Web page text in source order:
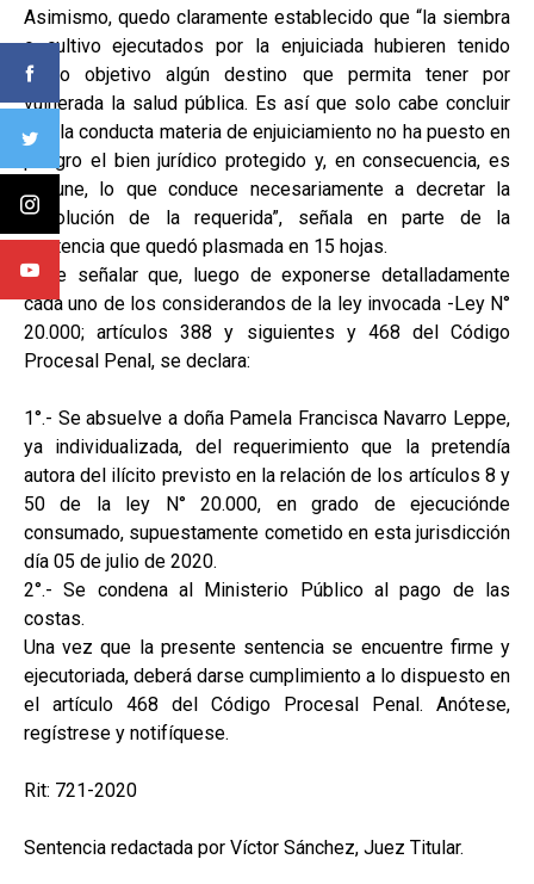
Asimismo, quedo claramente establecido que “la siembra
o cultivo ejecutados por la enjuiciada hubieren tenido
como objetivo algún destino que permita tener por
vulnerada la salud pública. Es así que solo cabe concluir
que la conducta materia de enjuiciamiento no ha puesto en
peligro el bien jurídico protegido y, en consecuencia, es
impune, lo que conduce necesariamente a decretar la
absolución de la requerida”, señala en parte de la
sentencia que quedó plasmada en 15 hojas.
Cabe señalar que, luego de exponerse detalladamente
cada uno de los considerandos de la ley invocada -Ley N°
20.000; artículos 388 y siguientes y 468 del Código
Procesal Penal, se declara:
1°.- Se absuelve a doña Pamela Francisca Navarro Leppe,
ya individualizada, del requerimiento que la pretendía
autora del ilícito previsto en la relación de los artículos 8 y
50 de la ley N° 20.000, en grado de ejecuciónde
consumado, supuestamente cometido en esta jurisdicción
día 05 de julio de 2020.
2°.- Se condena al Ministerio Público al pago de las
costas.
Una vez que la presente sentencia se encuentre firme y
ejecutoriada, deberá darse cumplimiento a lo dispuesto en
el artículo 468 del Código Procesal Penal. Anótese,
regístrese y notifíquese.
Rit: 721-2020
Sentencia redactada por Víctor Sánchez, Juez Titular.